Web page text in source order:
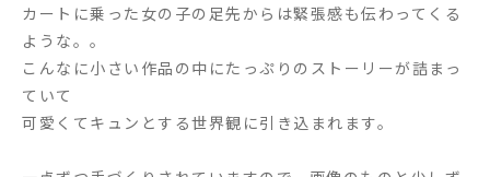
カートに乗った女の子の足先からは緊張感も伝わってくる
ような。。
こんなに小さい作品の中にたっぷりのストーリーが詰まっ
ていて
可愛くてキュンとする世界観に引き込まれます。